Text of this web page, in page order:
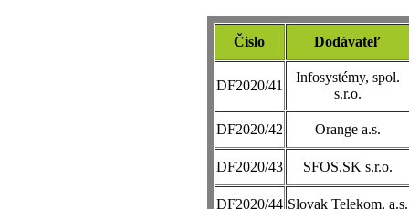
Čislo Dodávateľ
DF2020/41
Infosystémy, spol.
s.r.o.
DF2020/42 Orange a.s.
DF2020/43 SFOS.SK s.r.o.
DF2020/44 Slovak Telekom, a.s.